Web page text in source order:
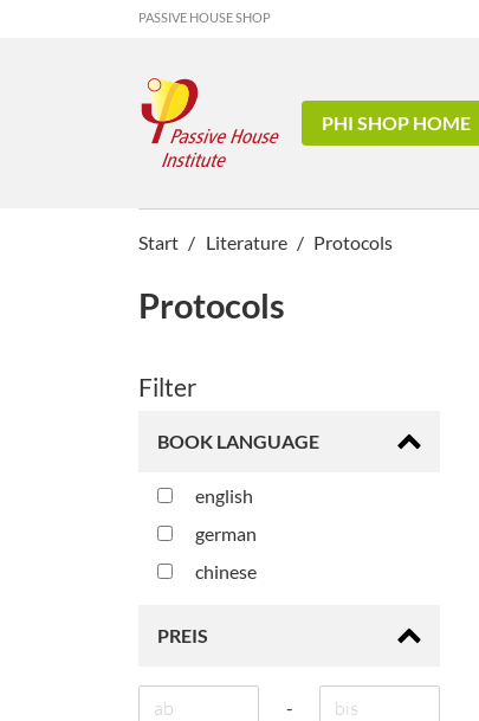
PASSIVE HOUSE SHOP
PHI SHOP HOME
Start Literature Protocols
Protocols
Filter
BOOK LANGUAGE
english
german
chinese
PREIS
-